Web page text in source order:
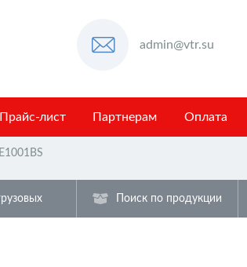
admin@vtr.su
Прайс-лист Партнерам Оплата
Поиск по продукции